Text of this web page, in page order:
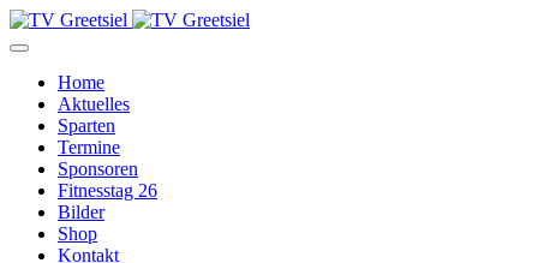
Home
Aktuelles
Sparten
Termine
Sponsoren
Fitnesstag 26
Bilder
Shop
Kontakt